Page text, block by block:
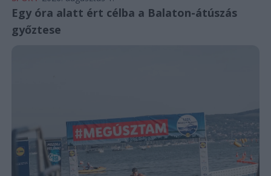
Egy óra alatt ért célba a Balaton-átúszás
győztese